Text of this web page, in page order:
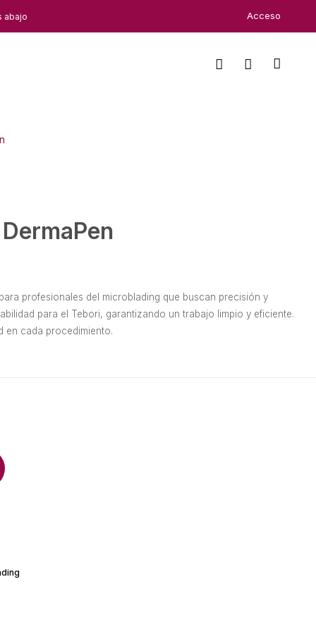
abajo Acceso
profesionales del microblading que buscan precisión y
para el Tebori, garantizando un trabajo limpio y eficiente.
en cada procedimiento.